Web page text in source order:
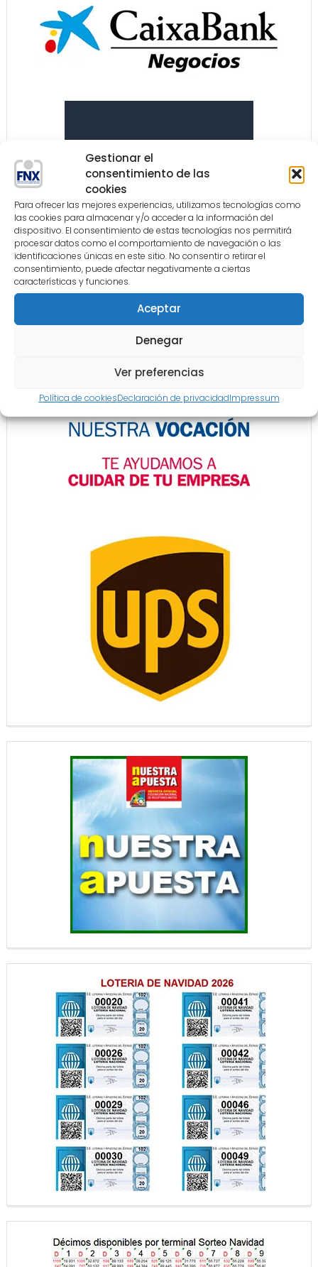
Gestionar el
consentimiento de las
cookies
Para ofrecer las mejores experiencias, utilizamos tecnologías como
las cookies para almacenar y/o acceder a la información del
dispositivo. El consentimiento de estas tecnologías nos permitirá
procesar datos como el comportamiento de navegación o las
identificaciones únicas en este sitio. No consentir o retirar el
consentimiento, puede afectar negativamente a ciertas
características y funciones.
Aceptar
Denegar
Ver preferencias
Política de cookiesDeclaración de privacidadImpressum